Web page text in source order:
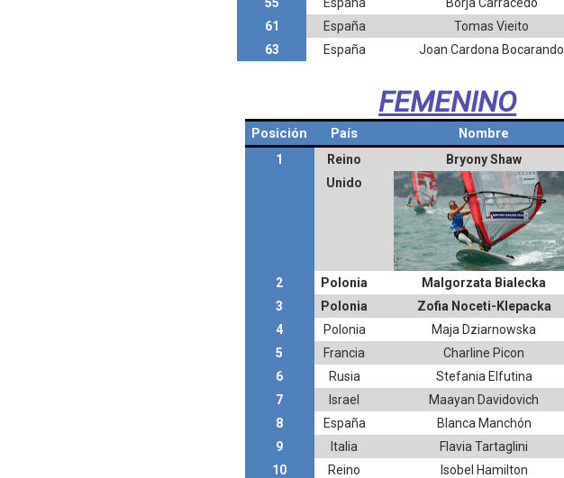
61
España Tomas Vieito
63
España Joan Cardona Bocarando
FEMENINO
Posición País Nombre
1
Reino
Unido
Bryony Shaw
2 Polonia Malgorzata Bialecka
3
Polonia Zofia Noceti-Klepacka
4
Polonia Maja Dziarnowska
5
Francia Charline Picon
6
Rusia Stefania Elfutina
7
Israel Maayan Davidovich
8
España Blanca Manchón
9
Italia Flavia Tartaglini
10
Reino
Isobel Hamilton